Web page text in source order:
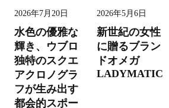
ビ
ゲ
ー
シ
ョ
ン
2026年7月20日
水色の優雅な
輝き、ウブロ
独特のスクエ
アクロノグラ
フが生み出す
都会的スポー
2026年5月6日
新世紀の女性
に贈るブラン
ドオメガ
LADYMATIC